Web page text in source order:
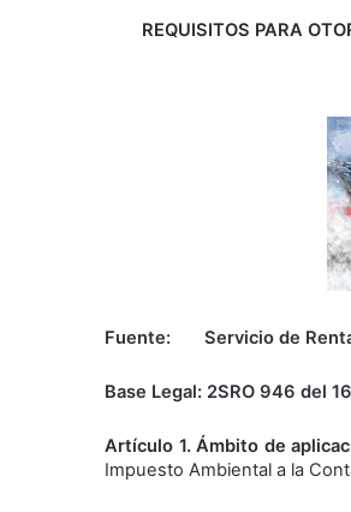
REQUISITOS PARA
Fuente: Servicio de
Base Legal: 2SRO 946 del
Artículo 1. Ámbito de
Impuesto Ambiental a la